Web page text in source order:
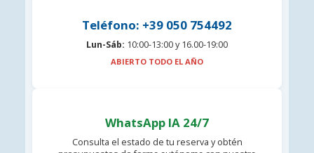
Teléfono: +39 050 754492
Lun-Sáb: 10:00-13:00 y 16.00-19:00
ABIERTO TODO EL AÑO
WhatsApp IA 24/7
Consulta el estado de tu reserva y obtén